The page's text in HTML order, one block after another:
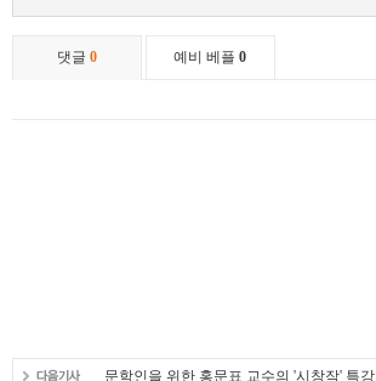
문학인을 위한 홍문표 교수의 '시창작' 특강